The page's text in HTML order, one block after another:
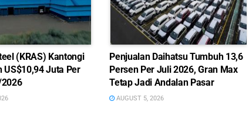
(KRAS) Kantongi
US$10,94 Juta Per
Penjualan Daihatsu Tumbuh 13,6
Persen Per Juli 2026, Gran Max
Tetap Jadi Andalan Pasar
AUGUST 5, 2026